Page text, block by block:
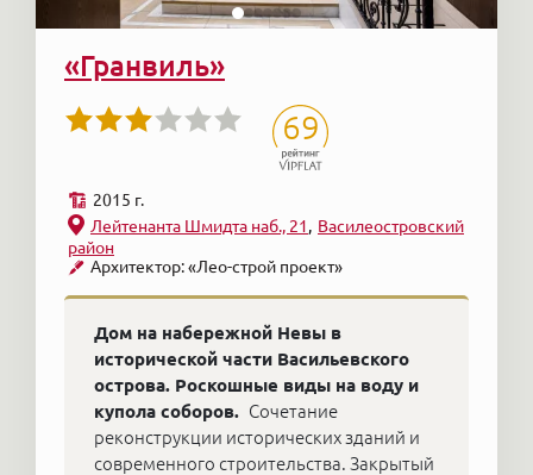
«Гранвиль»
69
2015 г.
Архитектор: «Лео-строй проект»
Лейтенанта Шмидта наб., 21
Василеостровский
район
Дом на набережной Невы в
исторической части Васильевского
острова. Роскошные виды на воду и
купола соборов. Сочетание
реконструкции исторических зданий и
современного строительства. Закрытый